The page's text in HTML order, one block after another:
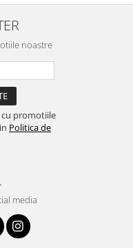
livrare rapidă, suport
totul impecabil, o să revin
pentru vi...
noastre
cu promotiile
Politica de
media